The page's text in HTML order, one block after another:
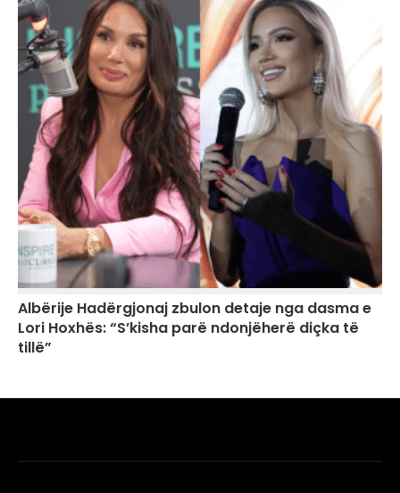
Albërije Hadërgjonaj zbulon detaje nga dasma e
Lori Hoxhës: “S’kisha parë ndonjëherë diçka të
tillë”